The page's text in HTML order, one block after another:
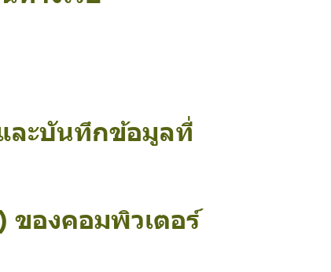
และบันทึกข้อมูลที่
ของคอมพิวเตอร์